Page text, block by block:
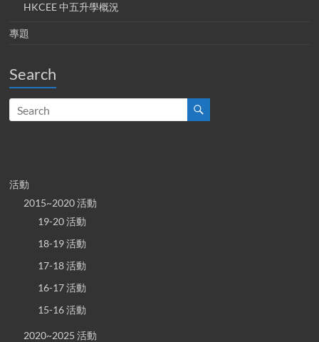
HKCEE 中五升學概況
專題
Search
活動
2015~2020 活動
19-20 活動
18-19 活動
17-18 活動
16-17 活動
15-16 活動
2020~2025 活動